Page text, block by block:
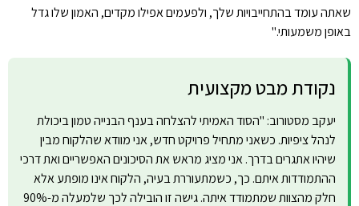
שאתה עומד בהתחייבויות שלך, ולפעמים אפילו מקדים, האמון שלו גדל
באופן משמעותי."
נקודת מבט מקצועית
יעקב מסטורוב: "הסוד האמיתי להצלחה בענף הבנייה טמון ביכולת
לנהל ציפיות. כשאני מתחיל פרויקט חדש, אני מוודא שהלקוח מבין
שיהיו אתגרים בדרך. אני מציג מראש את הסיכונים האפשריים ואת דרכי
ההתמודדות איתם. כך, כשמתעוררת בעיה, הלקוח אינו מופתע אלא
חלק מהצוות שמתמודד איתה. גישה זו הובילה לכך שלמעלה מ-90%